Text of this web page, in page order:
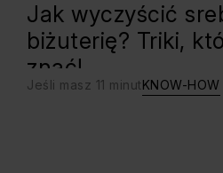
Jak wyczyścić
biżuterię? Triki,
znać!
Jeśli masz 11 minutKNOW-HOW